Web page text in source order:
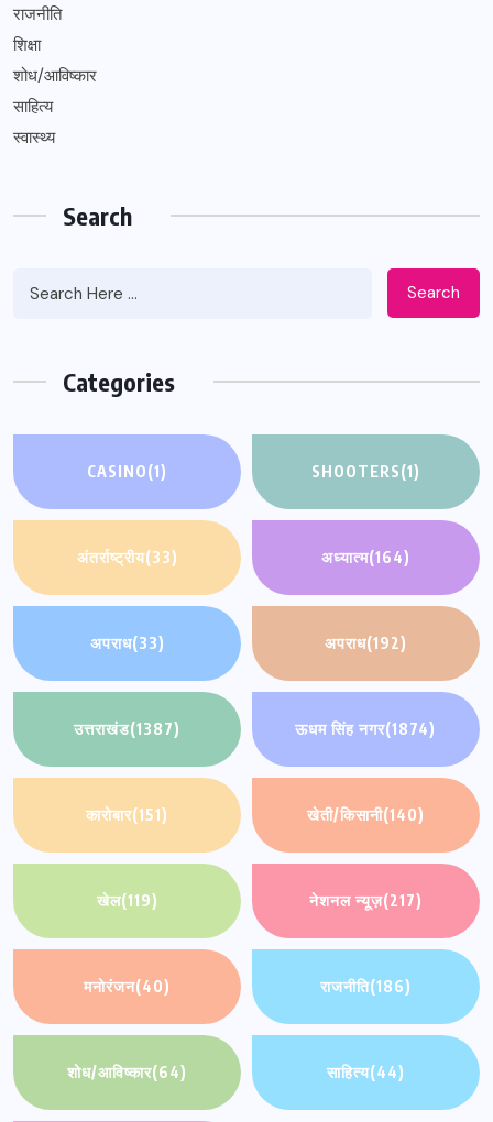
राजनीति
शिक्षा
शोध/आविष्कार
साहित्य
स्वास्थ्य
Search
Search
Categories
CASINO(1) SHOOTERS(1)
अंतर्राष्ट्रीय(33) अध्यात्म(164)
अपराध(33) अपराध(192)
उत्तराखंड(1387) ऊधम सिंह नगर(1874)
कारोबार(151) खेती/किसानी(140)
खेल(119) नेशनल न्यूज़(217)
मनोरंजन(40) राजनीति(186)
शोध/आविष्कार(64) साहित्य(44)